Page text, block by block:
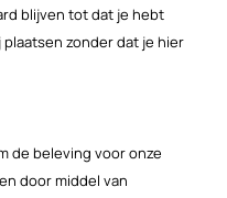
blijven tot dat je hebt
zonder dat je hier
de beleving voor onze
door middel van